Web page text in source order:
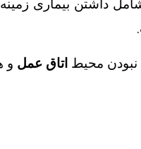
داشتن بیماری
نبودن محیط اتاق عمل و